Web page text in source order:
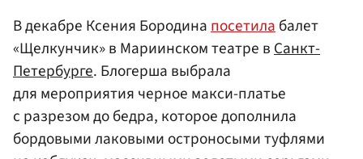
В декабре Ксения Бородина посетила балет
«Щелкунчик» в Мариинском театре в Санкт-
Петербурге. Блогерша выбрала
для мероприятия черное макси-платье
с разрезом до бедра, которое дополнила
бордовыми лаковыми остроносыми туфлями